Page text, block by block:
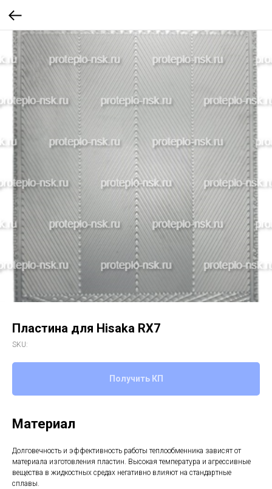
Пластина для Hisaka RX7
SKU:
Получить КП
Материал
Долговечность и эффективность работы теплообменника зависят от
материала изготовления пластин. Высокая температура и агрессивные
вещества в жидкостных средах негативно влияют на стандартные
сплавы.